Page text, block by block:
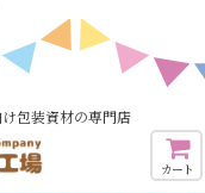
包装資材の専門店
カート